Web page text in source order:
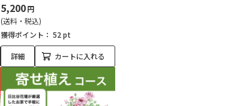
5,200円
(送料・税込)
獲得ポイント： 52 pt
詳細 カートに入れる